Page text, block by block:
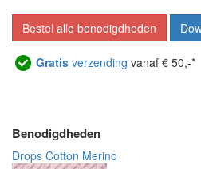
Bestel alle benodigdheden
Gratis verzending vanaf € 50,-*
Benodigdheden
Drops Cotton Merino